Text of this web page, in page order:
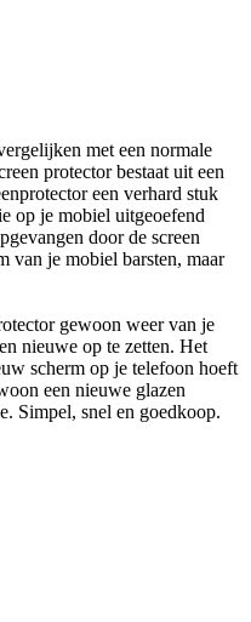
met een normale
protector bestaat uit een
een verhard stuk
op je mobiel uitgeoefend
door de screen
van je mobiel barsten, maar
gewoon weer van je
nieuwe op te zetten. Het
scherm op je telefoon hoeft
een nieuwe glazen
Simpel, snel en goedkoop.